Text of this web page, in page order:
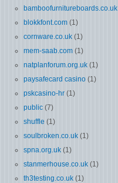
bamboofurnitureboards.co.uk
blokkfont.com (1)
cornware.co.uk (1)
mem-saab.com (1)
natplanforum.org.uk (1)
paysafecard casino (1)
pskcasino-hr (1)
public (7)
shuffle (1)
soulbroken.co.uk (1)
spna.org.uk (1)
stanmerhouse.co.uk (1)
th3testing.co.uk (1)